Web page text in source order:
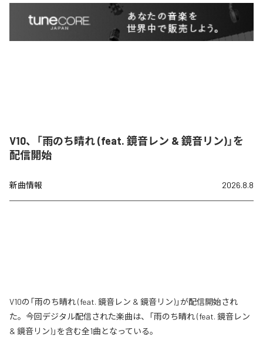
V10、「雨のち晴れ (feat. 鏡音レン & 鏡音リン)」を
配信開始
新曲情報 2026.8.8
V10の「雨のち晴れ (feat. 鏡音レン & 鏡音リン)」が配信開始され
た。今回デジタル配信された楽曲は、「雨のち晴れ (feat. 鏡音レン
& 鏡音リン)」を含む全1曲となっている。